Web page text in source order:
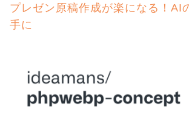
プレゼン原稿作成が楽になる！AI
手に